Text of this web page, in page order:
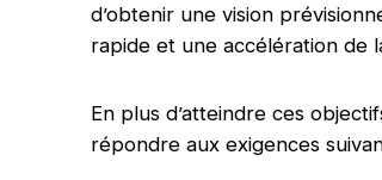
d’obtenir une vision
rapide et une accélération de
En plus d’atteindre ces
répondre aux exigences